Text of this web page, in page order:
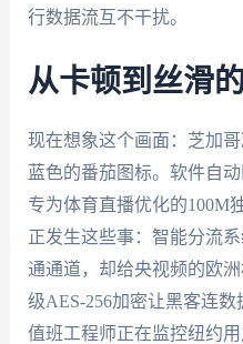
行数据流互不干扰。
从卡顿到丝滑
现在想象这个画面：芝加
蓝色的番茄图标。软件自
专为体育直播优化的100M
正发生这些事：智能分流
通通道，却给央视频的欧
级AES-256加密让黑客连
值班工程师正在监控纽约